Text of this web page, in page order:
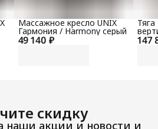
49 140 ₽
Массажное кресло UNIX
Гармония / Harmony серый
147
100
скидку
наши акции и новости и